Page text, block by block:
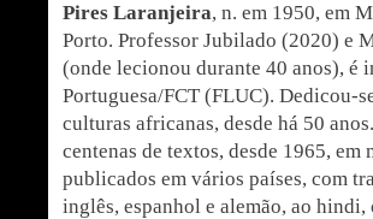
Pires Laranjeira, n. em 1950, em
Porto. Professor Jubilado (2020) e
(onde lecionou durante 40 anos), é
Portuguesa/FCT (FLUC). Dedicou-
culturas africanas, desde há 50
centenas de textos, desde 1965,
publicados em vários países, com
inglês, espanhol e alemão, ao